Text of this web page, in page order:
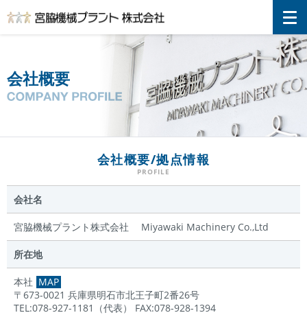
会社概要
会社概要/拠点情報
会社名
宮脇機械プラント株式会社 Miyawaki Machinery Co.,Ltd
所在地
本社 MAP
〒673-0021 兵庫県明石市北王子町2番26号
TEL:078-927-1181（代表） FAX:078-928-1394